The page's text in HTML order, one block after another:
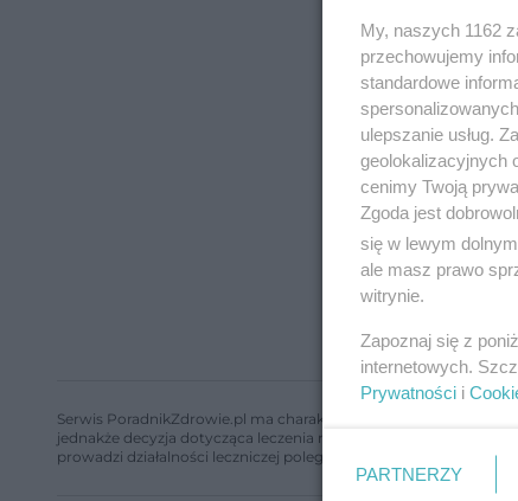
Serwis PoradnikZdrowie.pl ma charakter edukacyjny, nie
jednakże decyzja dotycząca leczenia należy do lekarza.
prowadzi działalności leczniczej polegającej na udzielaniu
My, naszych 1162
przechowujemy
standardowe
ulepszanie usług.
geolokalizacyjnych
cenimy Twoją
Zgoda jest
się w lewym
ale masz prawo
witrynie.
Zapoznaj się z
internetowych.
Prywatności i
PARTNERZY